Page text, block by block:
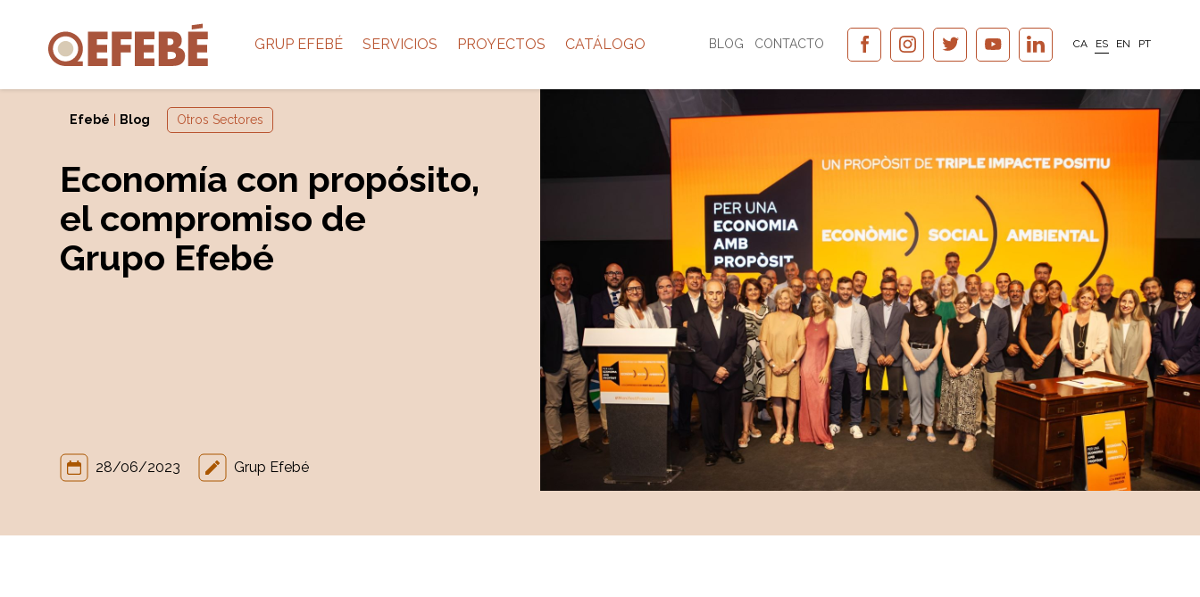
GRUP EFEBÉ SERVICIOS PROYECTOS CATÁLOGO BLOG CONTACTO CA ES EN PT
Efebé Blog Otros Sectores
Economía con propósito,
el compromiso de
Grupo Efebé
28/06/2023 Grup Efebé